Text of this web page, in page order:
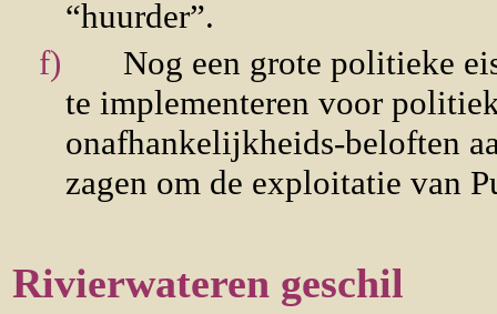
“huurder”.
f)
Nog een grote politieke
te implementeren voor
onafhankelijkheids-beloften
zagen om de exploitatie van
Rivierwateren geschil